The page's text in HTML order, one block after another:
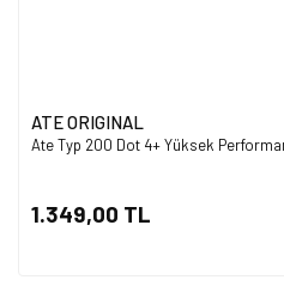
ATE ORIGINAL
Ate Typ 200 Dot 4+ Yüksek
1.349,00 TL